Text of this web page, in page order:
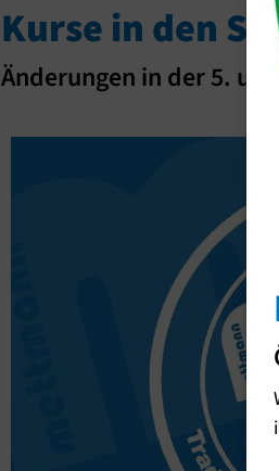
Kurse in den
Änderungen in der 5.